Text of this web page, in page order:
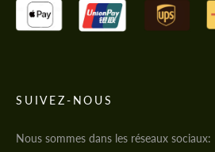
SUIVEZ-NOUS
Nous sommes dans les réseaux sociaux: